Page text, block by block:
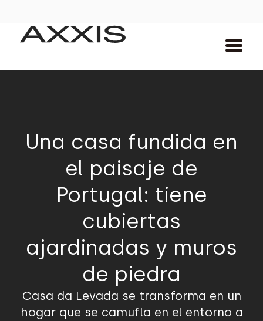
Una casa fundida en
el paisaje de
Portugal: tiene
cubiertas
ajardinadas y muros
de piedra
Casa da Levada se transforma en un
hogar que se camufla en el entorno a